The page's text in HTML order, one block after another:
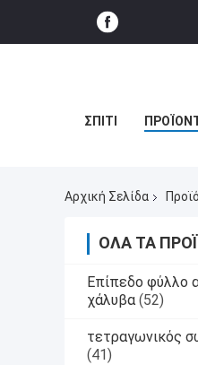
ΣΠΊΤΙ
Αρχική Σελίδα
ΌΛΑ ΤΑ
Επίπεδο φύλλο
χάλυβα (52)
τετραγωνικός
(41)